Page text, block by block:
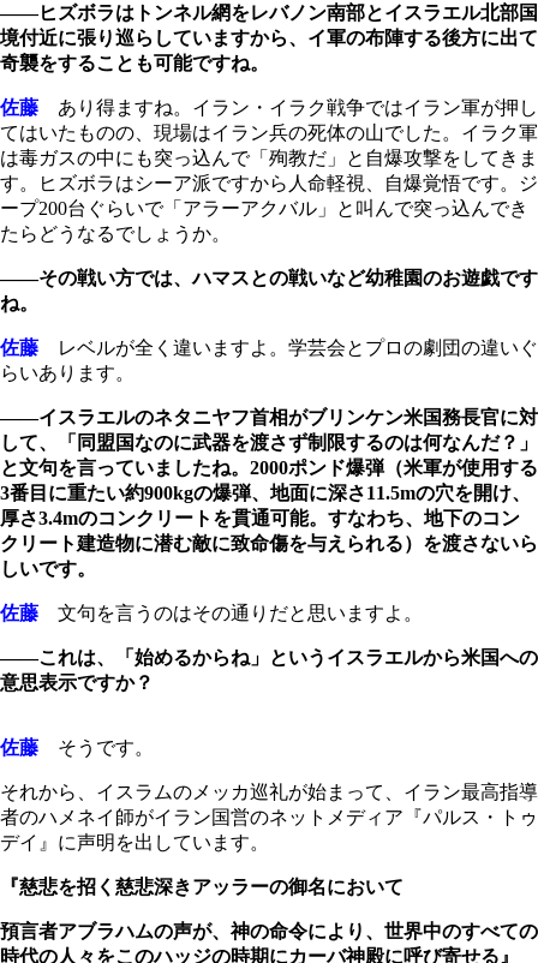
――ヒズボラはトンネル網をレバノン南部とイスラエル北部国
境付近に張り巡らしていますから、イ軍の布陣する後方に出て
奇襲をすることも可能ですね。
佐藤 あり得ますね。イラン・イラク戦争ではイラン軍が押し
てはいたものの、現場はイラン兵の死体の山でした。イラク軍
は毒ガスの中にも突っ込んで「殉教だ」と自爆攻撃をしてきま
す。ヒズボラはシーア派ですから人命軽視、自爆覚悟です。ジ
ープ200台ぐらいで「アラーアクバル」と叫んで突っ込んでき
たらどうなるでしょうか。
――その戦い方では、ハマスとの戦いなど幼稚園のお遊戯です
ね。
佐藤 レベルが全く違いますよ。学芸会とプロの劇団の違いぐ
らいあります。
――イスラエルのネタニヤフ首相がブリンケン米国務長官に対
して、「同盟国なのに武器を渡さず制限するのは何なんだ？」
と文句を言っていましたね。2000ポンド爆弾（米軍が使用する
3番目に重たい約900kgの爆弾、地面に深さ11.5mの穴を開け、
厚さ3.4mのコンクリートを貫通可能。すなわち、地下のコン
クリート建造物に潜む敵に致命傷を与えられる）を渡さないら
しいです。
佐藤 文句を言うのはその通りだと思いますよ。
――これは、「始めるからね」というイスラエルから米国への
意思表示ですか？
佐藤 そうです。
それから、イスラムのメッカ巡礼が始まって、イラン最高指導
者のハメネイ師がイラン国営のネットメディア『パルス・トゥ
デイ』に声明を出しています。
『慈悲を招く慈悲深きアッラーの御名において
預言者アブラハムの声が、神の命令により、世界中のすべての
時代の人々をこのハッジの時期にカーバ神殿に呼び寄せる』